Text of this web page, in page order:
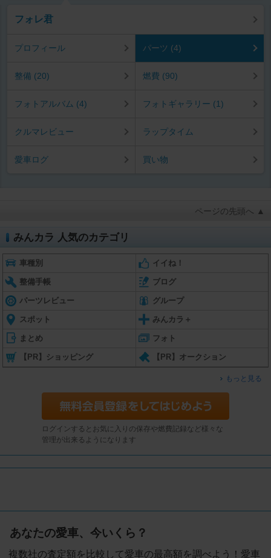
フォレ君
プロフィール パーツ (4)
整備 (20) 燃費 (90)
フォトアルバム (4) フォトギャラリー (1)
クルマレビュー ラップタイム
愛車ログ 買い物
ページの先頭へ ▲
みんカラ 人気のカテゴリ
車種別 イイね！
整備手帳 ブログ
パーツレビュー グループ
スポット みんカラ＋
まとめ フォト
【PR】ショッピング 【PR】オークション
もっと見る
ログインするとお気に入りの保存や燃費記録など様々な
管理が出来るようになります
あなたの愛車、今いくら？
複数社の査定額を比較して愛車の最高額を調べよう！愛車